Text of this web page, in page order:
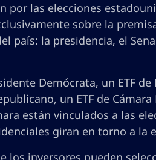
las elecciones
sobre la
país: la presidencia, el
Demócrata, un ETF
un ETF de
están vinculados a las
giran en torno a la
los inversores pueden